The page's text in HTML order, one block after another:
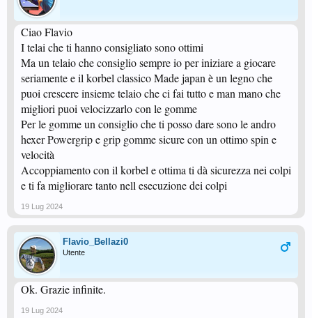
Ciao Flavio
I telai che ti hanno consigliato sono ottimi
Ma un telaio che consiglio sempre io per iniziare a giocare
seriamente e il korbel classico Made japan è un legno che
puoi crescere insieme telaio che ci fai tutto e man mano che
migliori puoi velocizzarlo con le gomme
Per le gomme un consiglio che ti posso dare sono le andro
hexer Powergrip e grip gomme sicure con un ottimo spin e
velocità
Accoppiamento con il korbel e ottima ti dà sicurezza nei colpi
e ti fa migliorare tanto nell esecuzione dei colpi
19 Lug 2024
Flavio_Bellazi0
Utente
Ok. Grazie infinite.
19 Lug 2024